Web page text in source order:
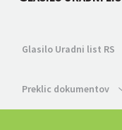
Glasilo Uradni list RS
Preklic dokumentov